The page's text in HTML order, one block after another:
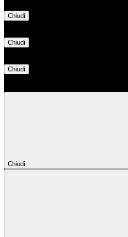
Chiudi
Chiudi
Chiudi
Chiudi